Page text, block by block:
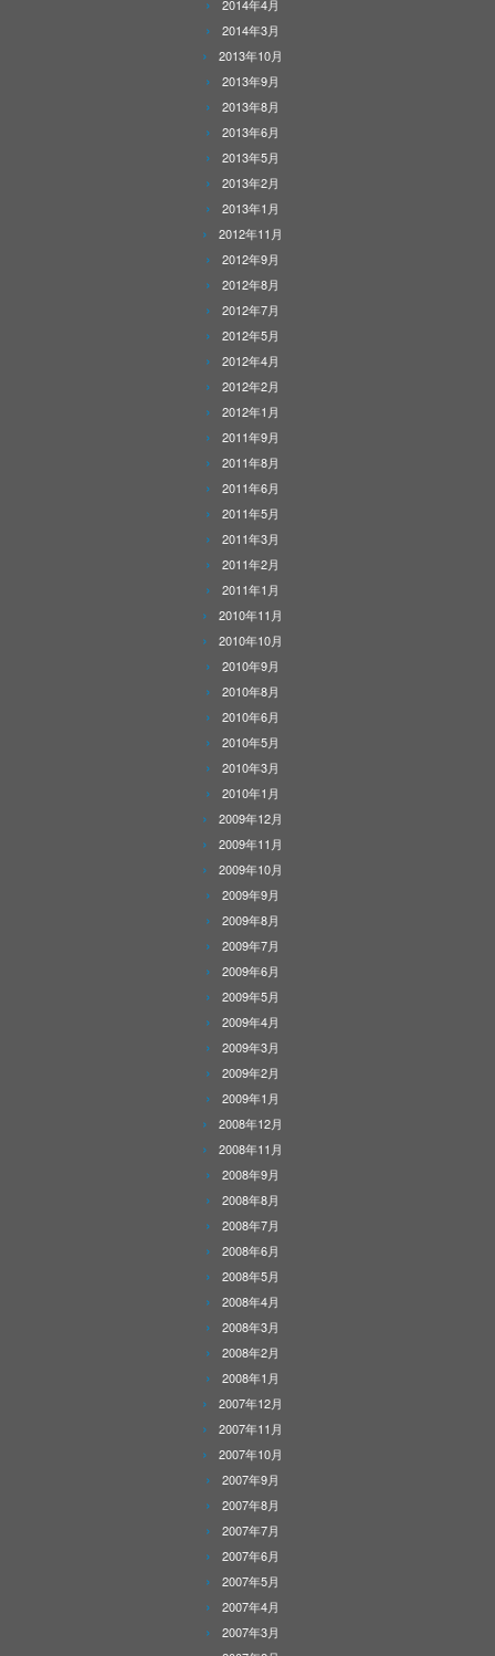
2014年4月
2014年3月
2013年10月
2013年9月
2013年8月
2013年6月
2013年5月
2013年2月
2013年1月
2012年11月
2012年9月
2012年8月
2012年7月
2012年5月
2012年4月
2012年2月
2012年1月
2011年9月
2011年8月
2011年6月
2011年5月
2011年3月
2011年2月
2011年1月
2010年11月
2010年10月
2010年9月
2010年8月
2010年6月
2010年5月
2010年3月
2010年1月
2009年12月
2009年11月
2009年10月
2009年9月
2009年8月
2009年7月
2009年6月
2009年5月
2009年4月
2009年3月
2009年2月
2009年1月
2008年12月
2008年11月
2008年9月
2008年8月
2008年7月
2008年6月
2008年5月
2008年4月
2008年3月
2008年2月
2008年1月
2007年12月
2007年11月
2007年10月
2007年9月
2007年8月
2007年7月
2007年6月
2007年5月
2007年4月
2007年3月